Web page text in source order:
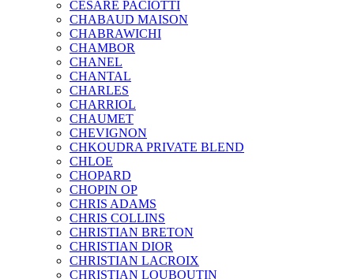
CESARE PACIOTTI
CHABAUD MAISON
CHABRAWICHI
CHAMBOR
CHANEL
CHANTAL
CHARLES
CHARRIOL
CHAUMET
CHEVIGNON
CHKOUDRA PRIVATE BLEND
CHLOE
CHOPARD
CHOPIN OP
CHRIS ADAMS
CHRIS COLLINS
CHRISTIAN BRETON
CHRISTIAN DIOR
CHRISTIAN LACROIX
CHRISTIAN LOUBOUTIN